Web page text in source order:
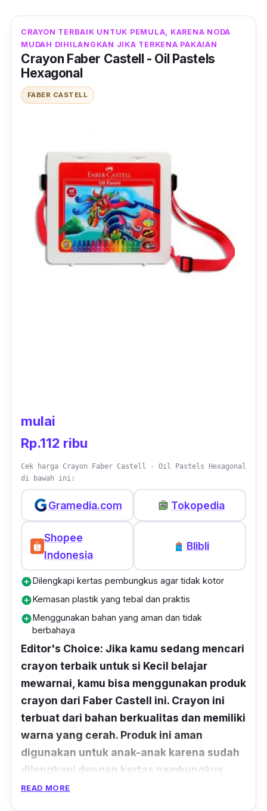
CRAYON TERBAIK UNTUK PEMULA, KARENA NODA
MUDAH DIHILANGKAN JIKA TERKENA PAKAIAN
Crayon Faber Castell - Oil Pastels
Hexagonal
FABER CASTELL
mulai
Rp.112 ribu
Cek harga Crayon Faber Castell - Oil Pastels Hexagonal
di bawah ini:
Gramedia.com Tokopedia
Shopee
Indonesia
Blibli
add_circleDilengkapi kertas pembungkus agar tidak kotor
add_circleKemasan plastik yang tebal dan praktis
add_circleMenggunakan bahan yang aman dan tidak
berbahaya
Editor's Choice: Jika kamu sedang mencari
crayon terbaik untuk si Kecil belajar
mewarnai, kamu bisa menggunakan produk
crayon dari Faber Castell ini. Crayon ini
terbuat dari bahan berkualitas dan memiliki
warna yang cerah. Produk ini aman
digunakan untuk anak-anak karena sudah
dilengkapi dengan kertas pembungkus
pada crayon, sehingga tangan si kecil
READ MORE